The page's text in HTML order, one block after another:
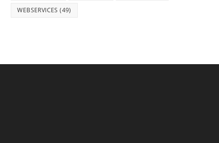
WEBSERVICES (49)